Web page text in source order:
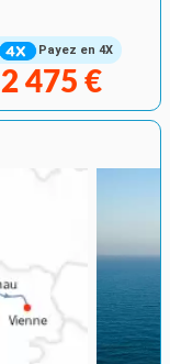
Payez en 4X
2 475 €